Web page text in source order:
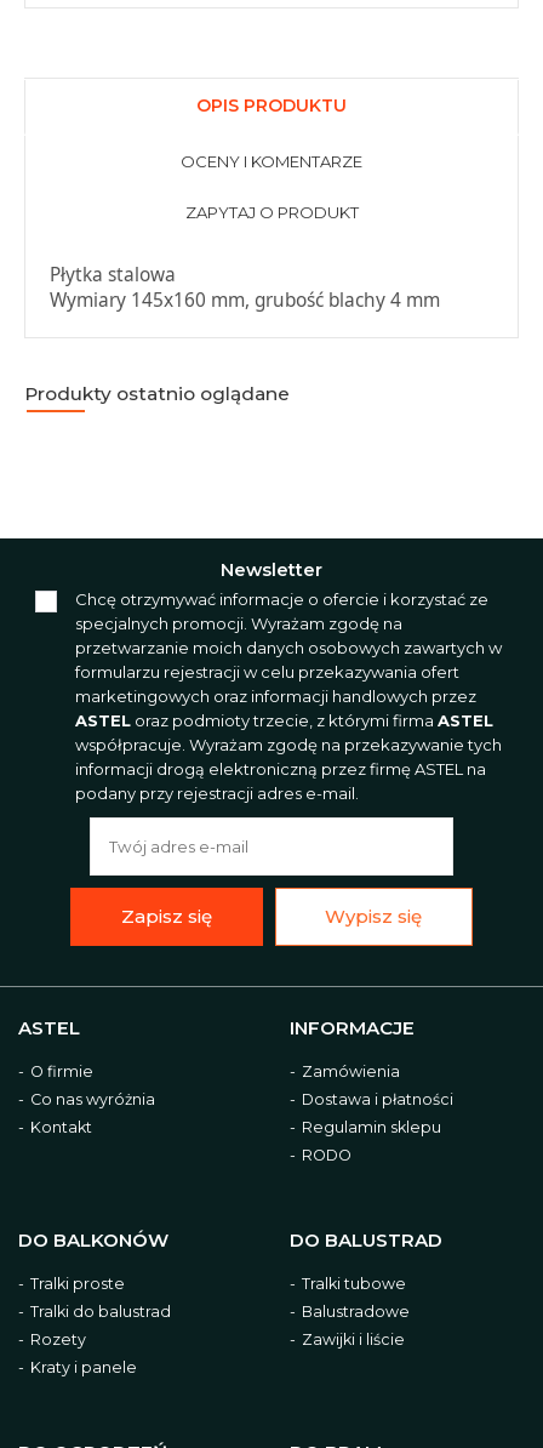
OPIS PRODUKTU
OCENY I KOMENTARZE
ZAPYTAJ O PRODUKT
Płytka stalowa
Wymiary 145x160 mm, grubość blachy 4 mm
Produkty ostatnio oglądane
ASTEL
O firmie
Co nas wyróżnia
Kontakt
INFORMACJE
Zamówienia
Dostawa i płatności
Regulamin sklepu
RODO
DO BALKONÓW
Tralki proste
Tralki do balustrad
Rozety
Kraty i panele
DO BALUSTRAD
Tralki tubowe
Balustradowe
Zawijki i liście
Newsletter
Chcę otrzymywać informacje o ofercie i korzystać ze
specjalnych promocji. Wyrażam zgodę na
przetwarzanie moich danych osobowych zawartych w
formularzu rejestracji w celu przekazywania ofert
marketingowych oraz informacji handlowych przez
ASTEL oraz podmioty trzecie, z którymi firma ASTEL
współpracuje. Wyrażam zgodę na przekazywanie tych
informacji drogą elektroniczną przez firmę ASTEL na
podany przy rejestracji adres e-mail.
Zapisz się Wypisz się